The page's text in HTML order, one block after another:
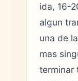
ida, 16-
algun
una de
mas
terminar